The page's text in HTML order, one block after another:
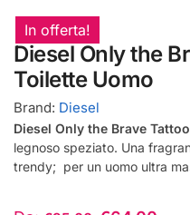
In offerta!
Diesel Only the
Toilette Uomo
Brand: Diesel
Diesel Only the Brave Tattoo
legnoso speziato. Una
trendy; per un uomo ultra